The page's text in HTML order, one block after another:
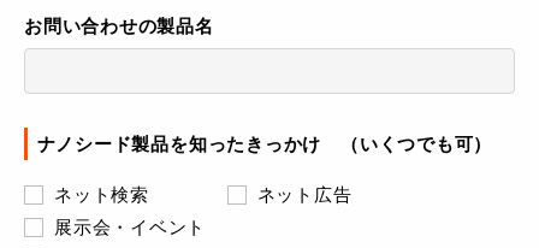
お問い合わせの製品名
ナノシード製品を知ったきっかけ （いくつでも可）
ネット検索
ネット広告
展示会・イベント